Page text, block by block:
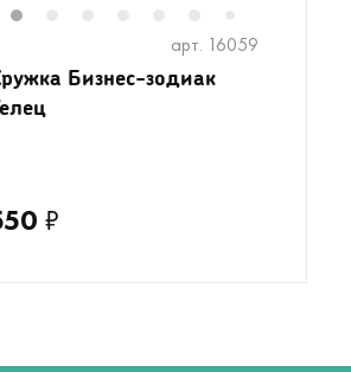
арт. 16059
Бизнес-зодиак
₽